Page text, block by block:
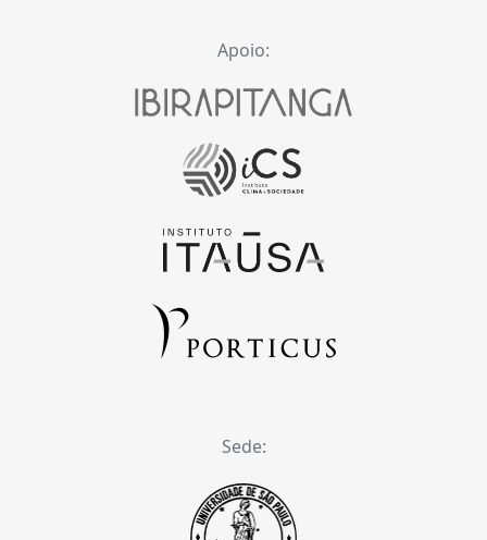
Apoio:
Sede: